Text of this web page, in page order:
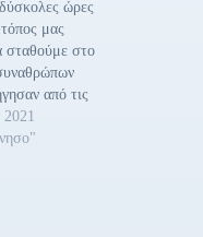
ώρες
μας
σταθούμε στο
από τις
ζημιές των
σε όσους μας
2021